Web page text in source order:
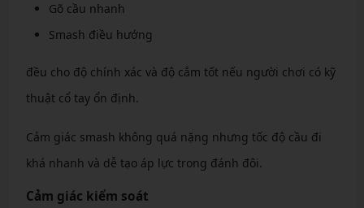
Gõ cầu nhanh
Smash điều hướng
đều cho độ chính xác và độ cắm tốt nếu người chơi có kỹ
thuật cổ tay ổn định.
Cảm giác smash không quá nặng nhưng tốc độ cầu đi
khá nhanh và dễ tạo áp lực trong đánh đôi.
Cảm giác kiểm soát